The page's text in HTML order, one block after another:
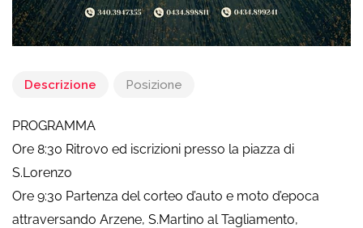
Descrizione Posizione
PROGRAMMA
Ore 8:30 Ritrovo ed iscrizioni presso la piazza di
S.Lorenzo
Ore 9:30 Partenza del corteo d’auto e moto d’epoca
attraversando Arzene, S.Martino al Tagliamento,